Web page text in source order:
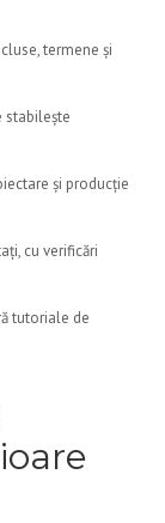
termene și
stabilește
și producție
cu verificări
tutoriale de